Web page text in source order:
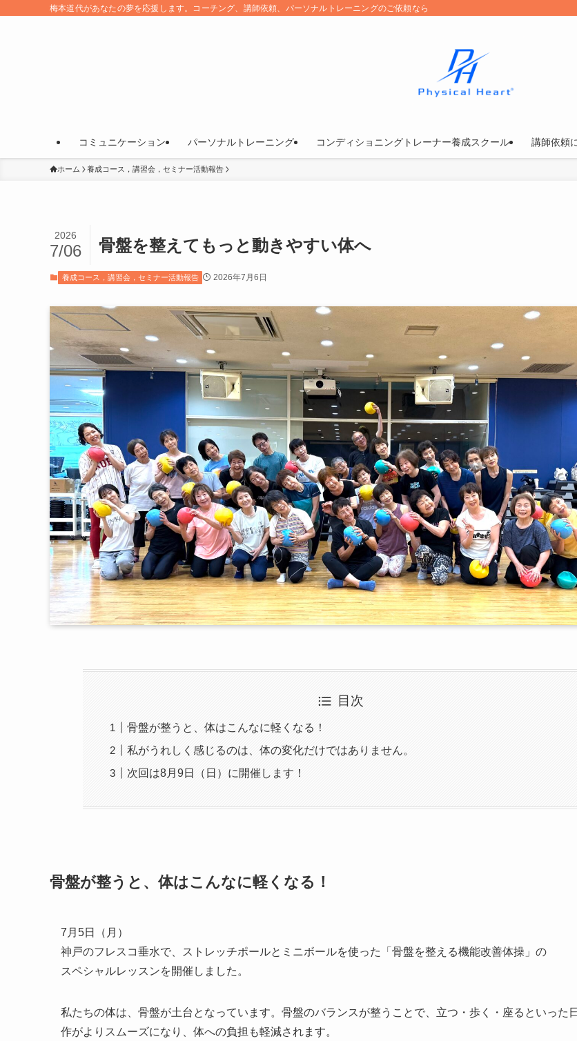
梅本道代があなたの夢を応援します。コーチング、講師依頼、パーソナルトレーニングのご依頼なら
コミュニケーション パーソナルトレーニング コンディショニングトレーナー養成スクール 講師依頼
ホーム 養成コース，講習会，セミナー活動報告
骨盤を整えてもっと動きやすい体へ
2026
7/06
養成コース，講習会，セミナー活動報告 2026年7月6日
目次
骨盤が整うと、体はこんなに軽くなる！
私がうれしく感じるのは、体の変化だけではありません。
次回は8月9日（日）に開催します！
骨盤が整うと、体はこんなに軽くなる！
7月5日（月）
神戸のフレスコ垂水で、ストレッチポールとミニボールを使った「骨盤を整える機能改善体操」の
スペシャルレッスンを開催しました。
私たちの体は、骨盤が土台となっています。骨盤のバランスが整うことで、立つ・歩く・座るといった
作がよりスムーズになり、体への負担も軽減されます。